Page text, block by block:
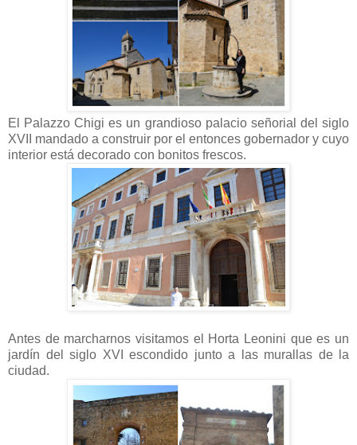
El Palazzo Chigi es un grandioso palacio señorial del siglo
XVII mandado a construir por el entonces gobernador y cuyo
interior está decorado con bonitos frescos.
Antes de marcharnos visitamos el Horta Leonini que es un
jardín del siglo XVI escondido junto a las murallas de la
ciudad.